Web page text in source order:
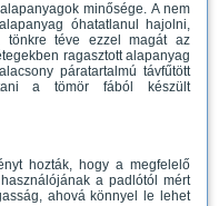
minősége. A nem
óhatatlanul hajolni,
tönkre téve ezzel magát az
ragasztott alapanyag
páratartalmú távfűtött
a tömör fából készült
hozták, hogy a megfelelő
a padlótól mért
ahová könnyel le lehet